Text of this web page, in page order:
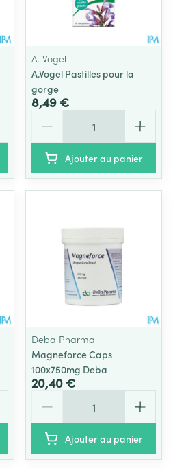
A. Vogel
A.Vogel Pastilles pour la
gorge
8,49 €
Ajouter au panier
Deba Pharma
Magneforce Caps
100x750mg Deba
20,40 €
Ajouter au panier